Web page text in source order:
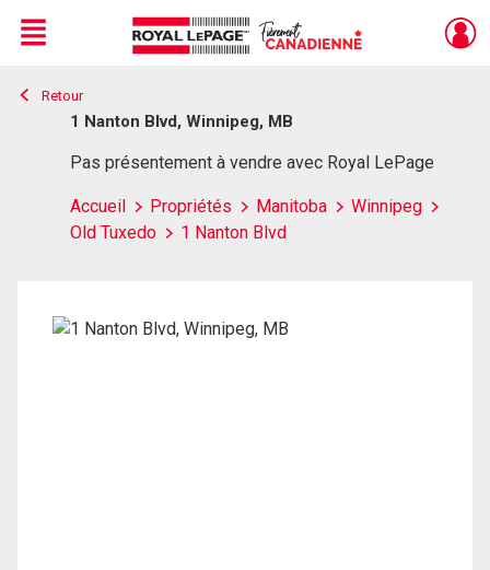
Live
En Direct
Menu
Retour
1 Nanton Blvd, Winnipeg, MB
Pas présentement à vendre avec Royal LePage
Accueil Propriétés Manitoba
Winnipeg
Old Tuxedo
1 Nanton Blvd